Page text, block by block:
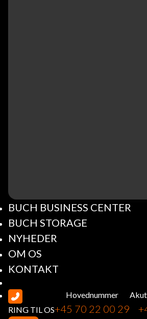
BUCH BUSINESS CENTER
BUCH STORAGE
NYHEDER
OM OS
KONTAKT
RING TIL OS
Hovednummer
+45 70 22 00 29